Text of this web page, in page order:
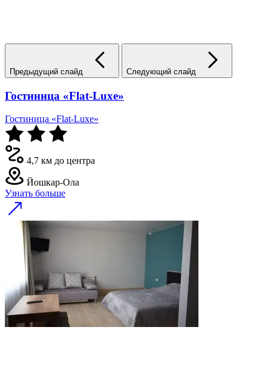
Предыдущий слайд Следующий слайд
Гостиница «Flat-Luxe»
Гостиница «Flat-Luxe»
4,7 км до центра
Йошкар-Ола
Узнать больше